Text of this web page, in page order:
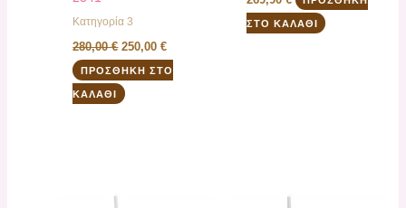
Κατηγορία 3
280,00€ 250,00€
ΠΡΟΣΘΉΚΗ ΣΤΟ
ΚΑΛΆΘΙ
ΣΤΟ ΚΑΛΆΘΙ